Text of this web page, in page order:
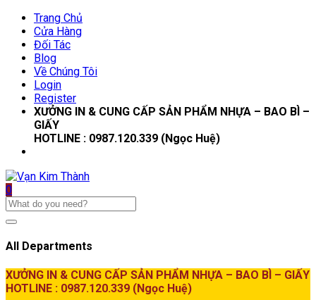
Trang Chủ
Cửa Hàng
Đối Tác
Blog
Về Chúng Tôi
Login
Register
XƯỞNG IN & CUNG CẤP SẢN PHẨM NHỰA – BAO BÌ –
GIẤY
HOTLINE : 0987.120.339 (Ngọc Huệ)
0
All Departments
XƯỞNG IN & CUNG CẤP SẢN PHẨM NHỰA – BAO BÌ – GIẤY
HOTLINE : 0987.120.339 (Ngọc Huệ)